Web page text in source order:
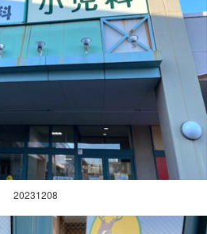
20231208